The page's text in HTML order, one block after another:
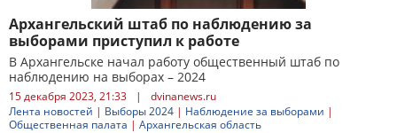
Архангельский штаб по наблюдению за
выборами приступил к работе
В Архангельске начал работу общественный штаб по
наблюдению на выборах – 2024
15 декабря 2023, 21:33 |
dvinanews.ru
Лента новостей | Выборы 2024 | Наблюдение за выборами |
Общественная палата | Архангельская область